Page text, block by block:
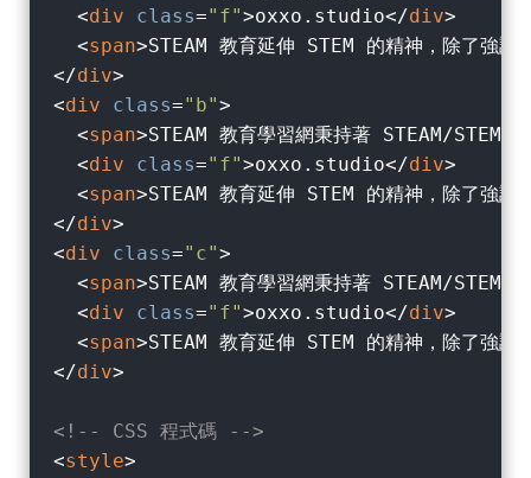
<div class="f">oxxo.studio</div>
<span>STEAM 教育延伸 STEM 的精神，除了強調
</div>
<div class="b">
<span>STEAM 教育學習網秉持著 STEAM/STEM
<div class="f">oxxo.studio</div>
<span>STEAM 教育延伸 STEM 的精神，除了強調
</div>
<div class="c">
<span>STEAM 教育學習網秉持著 STEAM/STEM
<div class="f">oxxo.studio</div>
<span>STEAM 教育延伸 STEM 的精神，除了強調
</div>
<!-- CSS 程式碼 -->
<style>